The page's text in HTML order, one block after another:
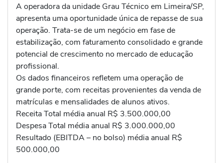
A operadora da unidade Grau Técnico em Limeira/SP,
apresenta uma oportunidade única de repasse de sua
operação. Trata-se de um negócio em fase de
estabilização, com faturamento consolidado e grande
potencial de crescimento no mercado de educação
profissional.
Os dados financeiros refletem uma operação de
grande porte, com receitas provenientes da venda de
matrículas e mensalidades de alunos ativos.
Receita Total média anual R$ 3.500.000,00
Despesa Total média anual R$ 3.000.000,00
Resultado (EBITDA – no bolso) média anual R$
500.000,00